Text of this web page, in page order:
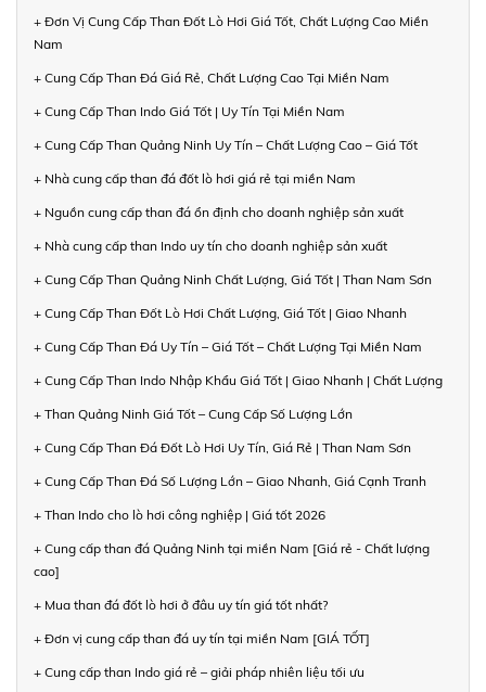
+ Đơn Vị Cung Cấp Than Đốt Lò Hơi Giá Tốt, Chất Lượng Cao Miền
Nam
+ Cung Cấp Than Đá Giá Rẻ, Chất Lượng Cao Tại Miền Nam
+ Cung Cấp Than Indo Giá Tốt | Uy Tín Tại Miền Nam
+ Cung Cấp Than Quảng Ninh Uy Tín – Chất Lượng Cao – Giá Tốt
+ Nhà cung cấp than đá đốt lò hơi giá rẻ tại miền Nam
+ Nguồn cung cấp than đá ổn định cho doanh nghiệp sản xuất
+ Nhà cung cấp than Indo uy tín cho doanh nghiệp sản xuất
+ Cung Cấp Than Quảng Ninh Chất Lượng, Giá Tốt | Than Nam Sơn
+ Cung Cấp Than Đốt Lò Hơi Chất Lượng, Giá Tốt | Giao Nhanh
+ Cung Cấp Than Đá Uy Tín – Giá Tốt – Chất Lượng Tại Miền Nam
+ Cung Cấp Than Indo Nhập Khẩu Giá Tốt | Giao Nhanh | Chất Lượng
+ Than Quảng Ninh Giá Tốt – Cung Cấp Số Lượng Lớn
+ Cung Cấp Than Đá Đốt Lò Hơi Uy Tín, Giá Rẻ | Than Nam Sơn
+ Cung Cấp Than Đá Số Lượng Lớn – Giao Nhanh, Giá Cạnh Tranh
+ Than Indo cho lò hơi công nghiệp | Giá tốt 2026
+ Cung cấp than đá Quảng Ninh tại miền Nam [Giá rẻ - Chất lượng
cao]
+ Mua than đá đốt lò hơi ở đâu uy tín giá tốt nhất?
+ Đơn vị cung cấp than đá uy tín tại miền Nam [GIÁ TỐT]
+ Cung cấp than Indo giá rẻ – giải pháp nhiên liệu tối ưu